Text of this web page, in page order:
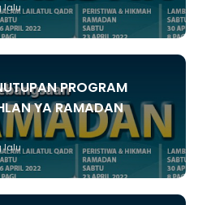
lalu
PROGRAM
YA RAMADAN
lalu